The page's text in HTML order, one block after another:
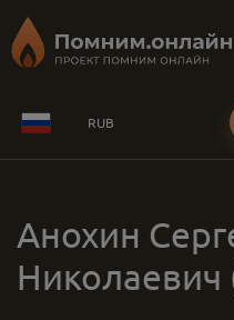
RUB
Анохин
Николаевич